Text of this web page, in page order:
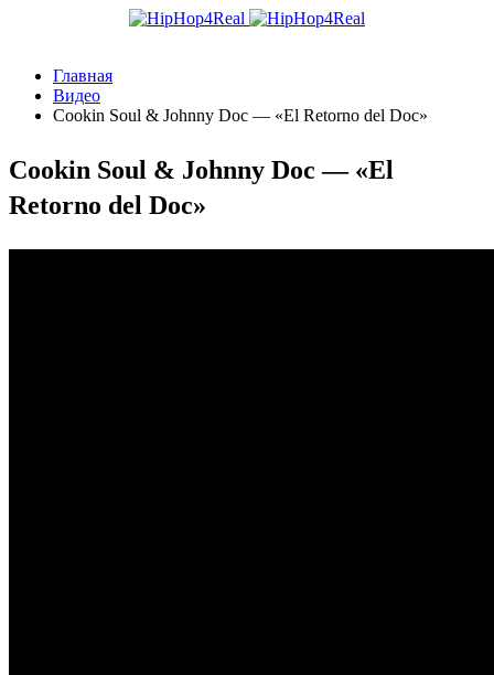
Главная
Видео
Cookin Soul & Johnny Doc — «El Retorno del Doc»
Cookin Soul & Johnny Doc — «El
Retorno del Doc»